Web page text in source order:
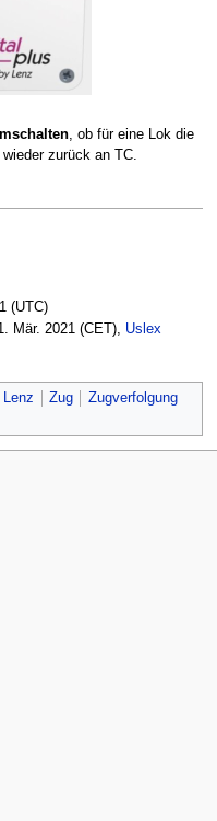
, ob für eine Lok die
zurück an TC.
(UTC)
Mär. 2021 (CET), Uslex
Lenz Zug
Zugverfolgung